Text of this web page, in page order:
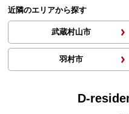
近隣のエリアから探す
武蔵村山市
羽村市
D-